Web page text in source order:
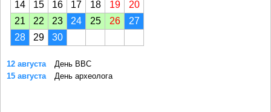
14
15 16 17 18 19
20
21
22 23 24 25 26
27
28
29 30
12 августа
День ВВС
15 августа
День археолога